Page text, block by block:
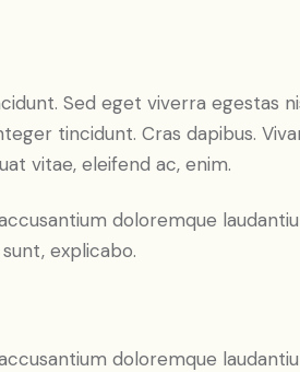
Sed eget viverra egestas
tincidunt. Cras dapibus.
vitae, eleifend ac, enim.
doloremque
explicabo.
doloremque